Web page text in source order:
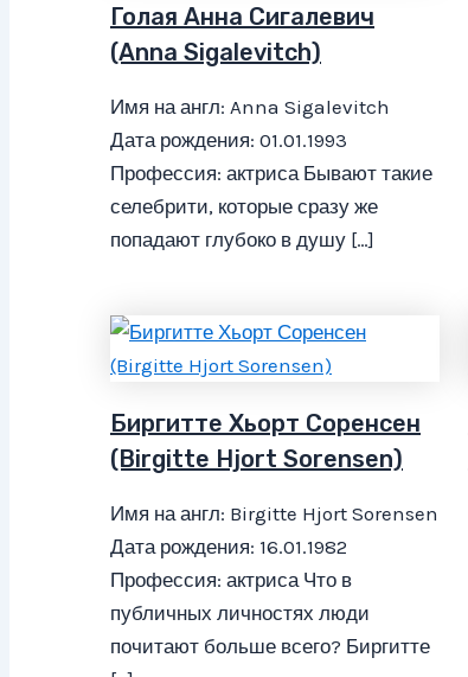
Голая Анна Сигалевич
(Anna Sigalevitch)
Имя на англ: Anna Sigalevitch
Дата рождения: 01.01.1993
Профессия: актриса Бывают такие
селебрити, которые сразу же
попадают глубоко в душу […]
Биргитте Хьорт Соренсен
(Birgitte Hjort Sorensen)
Имя на англ: Birgitte Hjort Sorensen
Дата рождения: 16.01.1982
Профессия: актриса Что в
публичных личностях люди
почитают больше всего? Биргитте